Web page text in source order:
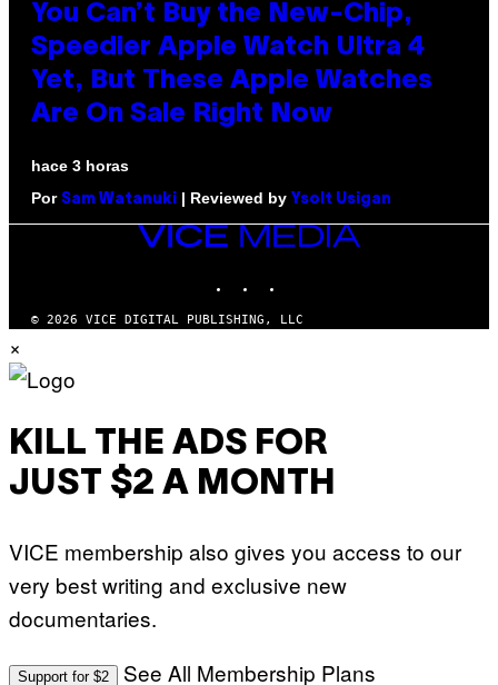
You Can’t Buy the New-Chip,
Speedier Apple Watch Ultra 4
Yet, But These Apple Watches
Are On Sale Right Now
hace 3 horas
Por Sam Watanuki | Reviewed by Ysolt Usigan
VICE
MEDIA
© 2026 VICE DIGITAL PUBLISHING, LLC
×
KILL THE ADS FOR
JUST $2 A MONTH
VICE membership also gives you access to our
very best writing and exclusive new
documentaries.
Support for $2 See All Membership Plans